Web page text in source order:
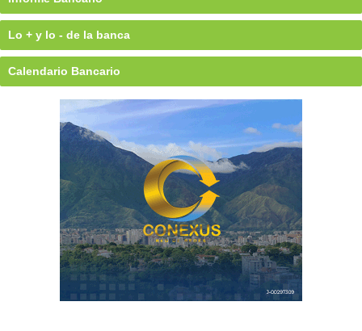
Lo + y lo - de la banca
Calendario Bancario